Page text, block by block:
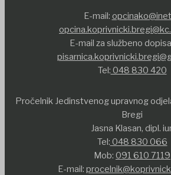
E-mail:
E-mail za službeno
Tel: 048 830 420
Pročelnik Jedinstvenog upravnog
Bregi
Jasna Klasan, dipl.
Tel: 048 830 066
Mob: 091 610 7119
E-mail: